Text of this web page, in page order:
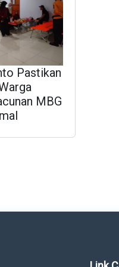
Pastikan
MBG